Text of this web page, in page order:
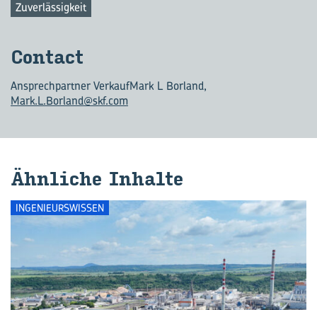
Zuverlässigkeit
Con­tact
Ansprechpartner VerkaufMark L Borland,
Mark.L.Borland@skf.com
Ähn­li­che In­hal­te
INGENIEURSWISSEN